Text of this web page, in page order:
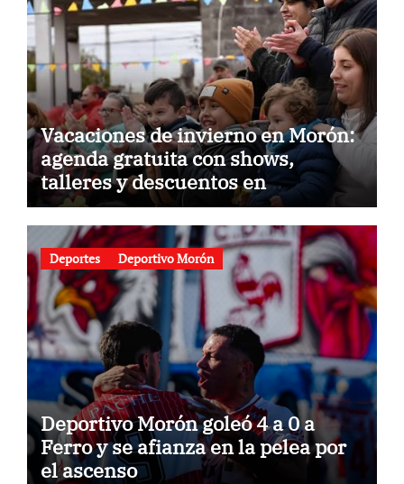
Vacaciones de invierno en Morón:
agenda gratuita con shows,
talleres y descuentos en
gastronomía
Deportes Deportivo Morón
Deportivo Morón goleó 4 a 0 a
Ferro y se afianza en la pelea por
el ascenso